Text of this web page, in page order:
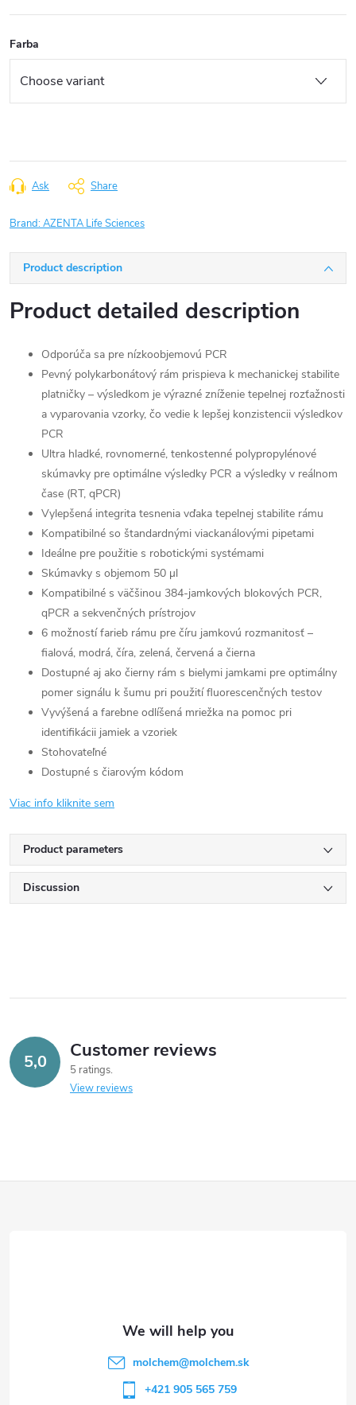
Farba
Ask Share
Brand:AZENTA Life Sciences
Product description
Product detailed description
Odporúča sa pre nízkoobjemovú PCR
Pevný polykarbonátový rám prispieva k mechanickej stabilite
platničky – výsledkom je výrazné zníženie tepelnej rozťažnosti
a vyparovania vzorky, čo vedie k lepšej konzistencii výsledkov
PCR
Ultra hladké, rovnomerné, tenkostenné polypropylénové
skúmavky pre optimálne výsledky PCR a výsledky v reálnom
čase (RT, qPCR)
Vylepšená integrita tesnenia vďaka tepelnej stabilite rámu
Kompatibilné so štandardnými viackanálovými pipetami
Ideálne pre použitie s robotickými systémami
Skúmavky s objemom 50 µl
Kompatibilné s väčšinou 384-jamkových blokových PCR,
qPCR a sekvenčných prístrojov
6 možností farieb rámu pre číru jamkovú rozmanitosť –
fialová, modrá, číra, zelená, červená a čierna
Dostupné aj ako čierny rám s bielymi jamkami pre optimálny
pomer signálu k šumu pri použití fluorescenčných testov
Vyvýšená a farebne odlíšená mriežka na pomoc pri
identifikácii jamiek a vzoriek
Stohovateľné
Dostupné s čiarovým kódom
Viac info kliknite sem
Product parameters
Discussion
5,0 Customer reviews
5 ratings
View reviews
molchem@molchem.sk
+421 905 565 759